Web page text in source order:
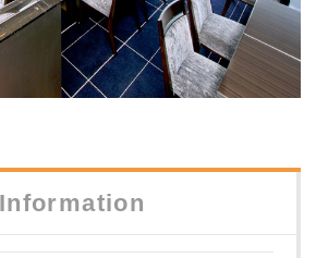
Information